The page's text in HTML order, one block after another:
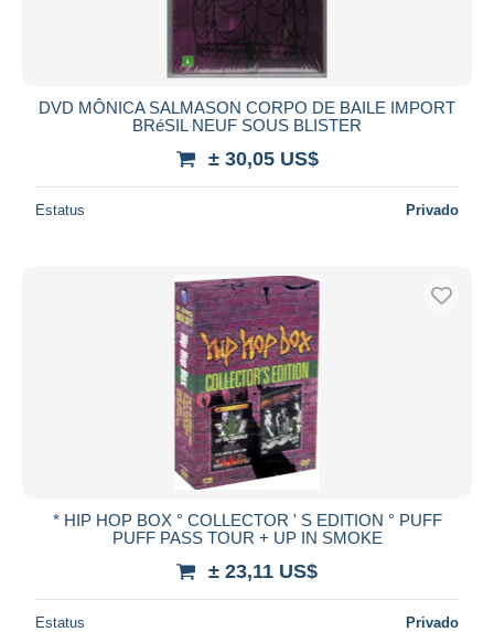
DVD MÔNICA SALMASON CORPO DE BAILE IMPORT
BRéSIL NEUF SOUS BLISTER
± 30,05 US$
Estatus Privado
* HIP HOP BOX ° COLLECTOR ' S EDITION ° PUFF
PUFF PASS TOUR + UP IN SMOKE
± 23,11 US$
Estatus Privado